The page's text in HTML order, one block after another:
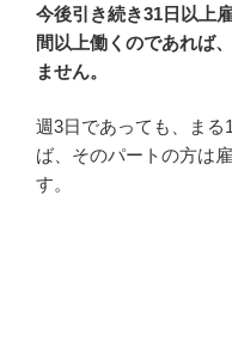
今後引き続き31日以上
間以上働くのであれば
ません。
週3日であっても、ま
ば、そのパートの方は
す。